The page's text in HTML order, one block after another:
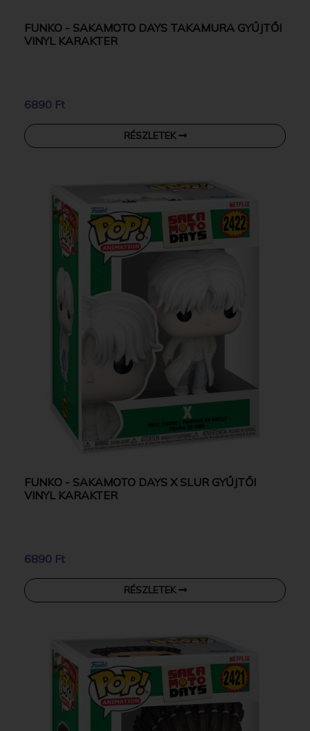
FUNKO - SAKAMOTO DAYS TAKAMURA GYŰJTŐI
VINYL KARAKTER
6890 Ft
RÉSZLETEK
FUNKO - SAKAMOTO DAYS X SLUR GYŰJTŐI
VINYL KARAKTER
6890 Ft
RÉSZLETEK